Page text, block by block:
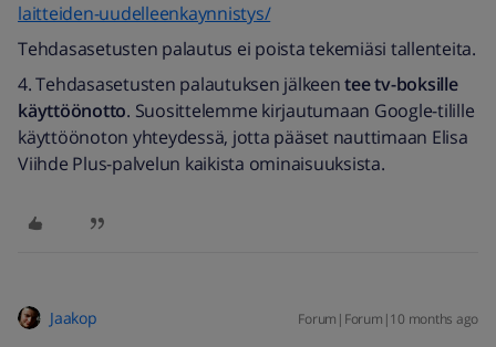
laitteiden-uudelleenkaynnistys/
Tehdasasetusten palautus ei poista tekemiäsi tallenteita.
4. Tehdasasetusten palautuksen jälkeentee tv-boksille
käyttöönotto. Suosittelemme kirjautumaan Google-tilille
käyttöönoton yhteydessä, jotta pääset nauttimaan Elisa
Viihde Plus-palvelun kaikista ominaisuuksista.
Jaakop Forum|Forum|10 months ago